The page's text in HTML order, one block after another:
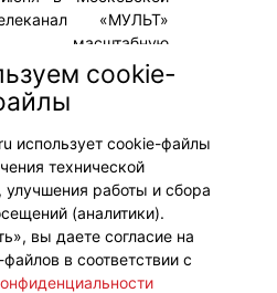
«МУЛЬТ»
масштабную
программу с
популярных
«Лео и Тиг» и «Ми-
cookie-
использует cookie-файлы
технической
улучшения работы и сбора
(аналитики).
вы даете согласие на
в соответствии с